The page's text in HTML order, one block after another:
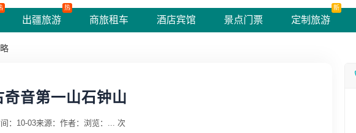
出疆旅游
热
商旅租车 酒店宾馆 景点门票 定制旅游
新
奇音第一山石钟山
：10-03来源： 作者： 浏览： ... 次